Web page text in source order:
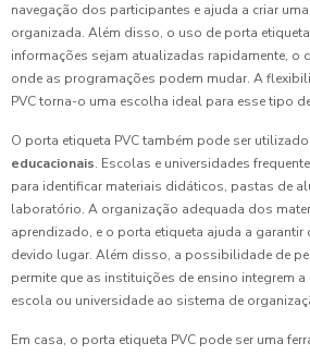
navegação dos participantes e ajuda a criar
organizada. Além disso, o uso de porta
informações sejam atualizadas rapidamente, o
onde as programações podem mudar. A
PVC torna-o uma escolha ideal para esse tipo
O porta etiqueta PVC também pode ser utilizado
educacionais. Escolas e universidades
para identificar materiais didáticos, pastas de
laboratório. A organização adequada dos
aprendizado, e o porta etiqueta ajuda a garantir
devido lugar. Além disso, a possibilidade de
permite que as instituições de ensino integrem
escola ou universidade ao sistema de
Em casa, o porta etiqueta PVC pode ser uma